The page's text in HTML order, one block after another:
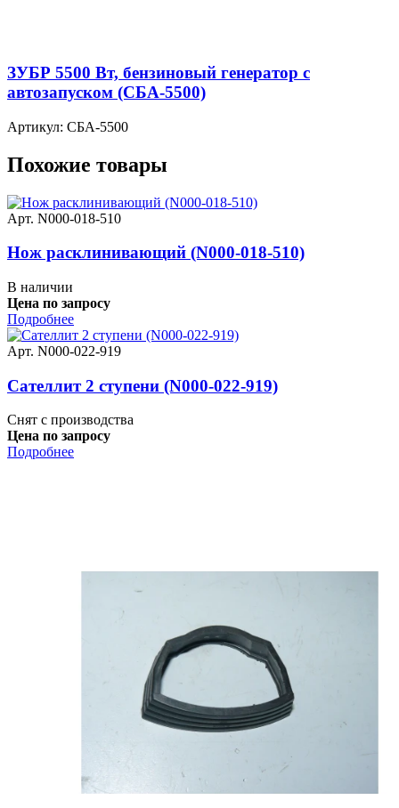
ЗУБР 5500 Вт, бензиновый генератор с
автозапуском (СБА-5500)
Артикул: СБА-5500
Похожие товары
Арт. N000-018-510
Нож расклинивающий (N000-018-510)
В наличии
Цена по запросу
Подробнее
Арт. N000-022-919
Сателлит 2 ступени (N000-022-919)
Снят с производства
Цена по запросу
Подробнее